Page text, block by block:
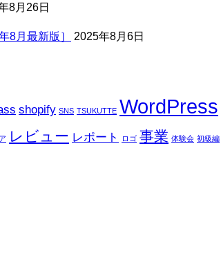
8月26日
8月最新版］
2025年8月6日
shopify SNS TSUKUTTE WordPress
レビュー レポート ロゴ 事業 体験会 初級編